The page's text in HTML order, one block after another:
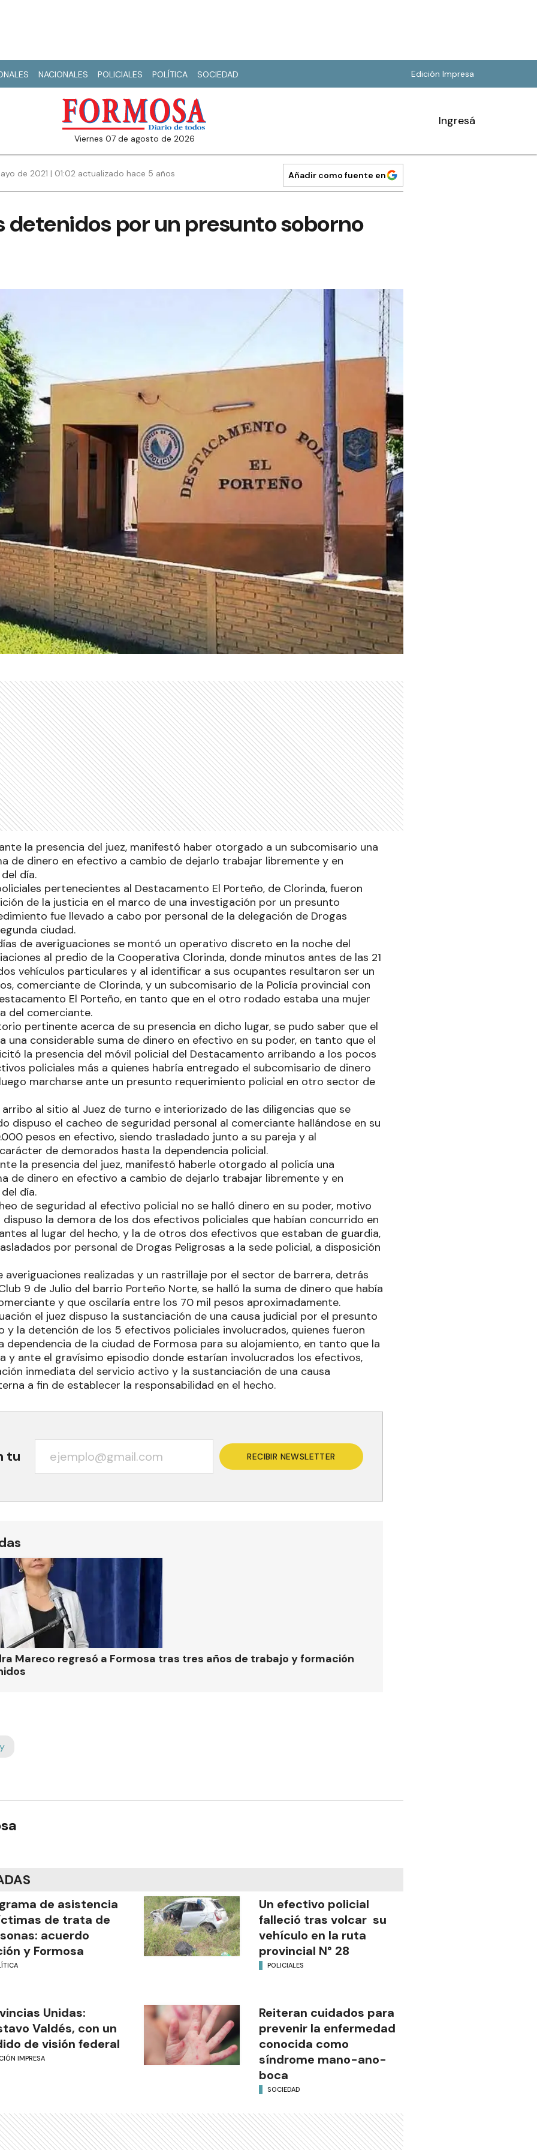
NACIONALES POLICIALES POLÍTICA SOCIEDAD Edición Impresa
viernes 07 de agosto de 2026
Ingresá
de 2021 | 01:02 actualizado hace 5 años Añadir como fuente en
detenidos por un presunto soborno
la presencia del juez, manifestó haber otorgado a un subcomisario una
de dinero en efectivo a cambio de dejarlo trabajar libremente y en
día.
pertenecientes al Destacamento El Porteño, de Clorinda, fueron
de la justicia en el marco de una investigación por un presunto
fue llevado a cabo por personal de la delegación de Drogas
ciudad.
de averiguaciones se montó un operativo discreto en la noche del
al predio de la Cooperativa Clorinda, donde minutos antes de las 21
vehículos particulares y al identificar a sus ocupantes resultaron ser un
comerciante de Clorinda, y un subcomisario de la Policía provincial con
El Porteño, en tanto que en el otro rodado estaba una mujer
del comerciante.
pertinente acerca de su presencia en dicho lugar, se pudo saber que el
una considerable suma de dinero en efectivo en su poder, en tanto que el
la presencia del móvil policial del Destacamento arribando a los pocos
policiales más a quienes habría entregado el subcomisario de dinero
marcharse ante un presunto requerimiento policial en otro sector de
al sitio al Juez de turno e interiorizado de las diligencias que se
dispuso el cacheo de seguridad personal al comerciante hallándose en su
pesos en efectivo, siendo trasladado junto a su pareja y al
de demorados hasta la dependencia policial.
la presencia del juez, manifestó haberle otorgado al policía una
de dinero en efectivo a cambio de dejarlo trabajar libremente y en
día.
de seguridad al efectivo policial no se halló dinero en su poder, motivo
dispuso la demora de los dos efectivos policiales que habían concurrido en
al lugar del hecho, y la de otros dos efectivos que estaban de guardia,
por personal de Drogas Peligrosas a la sede policial, a disposición
averiguaciones realizadas y un rastrillaje por el sector de barrera, detrás
9 de Julio del barrio Porteño Norte, se halló la suma de dinero que había
y que oscilaría entre los 70 mil pesos aproximadamente.
el juez dispuso la sustanciación de una causa judicial por el presunto
y la detención de los 5 efectivos policiales involucrados, quienes fueron
dependencia de la ciudad de Formosa para su alojamiento, en tanto que la
y ante el gravísimo episodio donde estarían involucrados los efectivos,
inmediata del servicio activo y la sustanciación de una causa
a fin de establecer la responsabilidad en el hecho.
tu RECIBIR NEWSLETTER
Mareco regresó a Formosa tras tres años de trabajo y formación
de asistencia
de trata de
acuerdo
y Formosa
Un efectivo policial
falleció tras volcar su
vehículo en la ruta
provincial N° 28
POLICIALES
Unidas:
Valdés, con un
de visión federal
IMPRESA
Reiteran cuidados para
prevenir la enfermedad
conocida como
síndrome mano-ano-
boca
SOCIEDAD